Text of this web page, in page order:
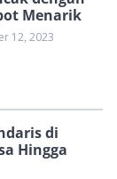
Menarik
12, 2023
di
Hingga